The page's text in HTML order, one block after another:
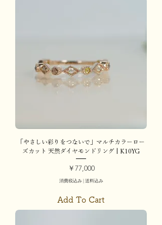
「やさしい彩りをつないで」マルチカラーロー
ズカット 天然ダイヤモンドリング | K10YG
価格
￥77,000
消費税込み|送料込み
Add To Cart